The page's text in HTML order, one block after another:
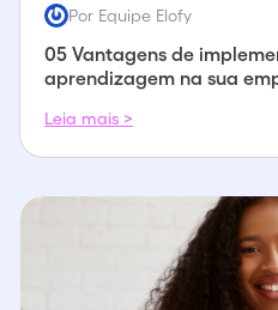
Por Equipe Elofy
05 Vantagens de
aprendizagem na sua
Leia mais >